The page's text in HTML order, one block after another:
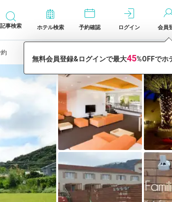
記事検索 ホテル検索 予約確認 ログイン 会員
約